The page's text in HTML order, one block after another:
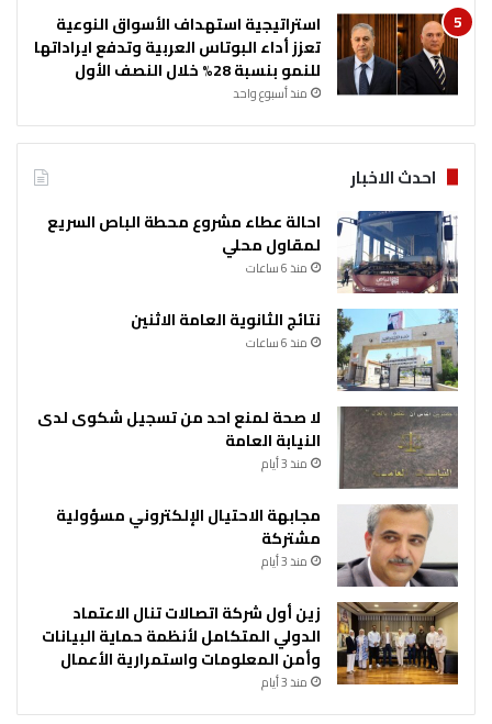
استراتيجية استهداف الأسواق النوعية
تعزز أداء البوتاس العربية وتدفع ايراداتها
للنمو بنسبة 28% خلال النصف الأول
منذ أسبوع واحد
احدث الاخبار
احالة عطاء مشروع محطة الباص السريع
لمقاول محلي
منذ 6 ساعات
نتائج الثانوية العامة الاثنين
منذ 6 ساعات
لا صحة لمنع احد من تسجيل شكوى لدى
النيابة العامة
منذ 3 أيام
مجابهة الاحتيال الإلكتروني مسؤولية
مشتركة
منذ 3 أيام
زين أول شركة اتصالات تنال الاعتماد
الدولي المتكامل لأنظمة حماية البيانات
وأمن المعلومات واستمرارية الأعمال
منذ 3 أيام